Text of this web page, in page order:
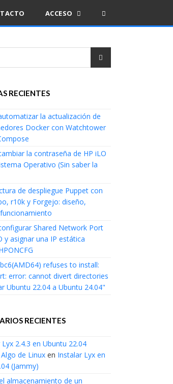
ACCESO
RECIENTES
la actualización de
Docker con Watchtower
la contraseña de HP iLO
Operativo (Sin saber la
de despliegue Puppet con
r10k y Forgejo: diseño,
Shared Network Port
y asignar una IP estática
refuses to install:
error: cannot divert directories
Ubuntu 22.04 a Ubuntu 24.04"
RECIENTES
2.4.3 en Ubuntu 22.04
de Linux en Instalar Lyx en
(Jammy)
almacenamiento de un